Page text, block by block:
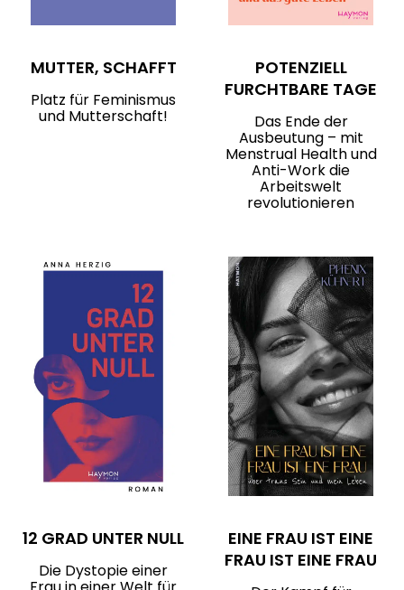
MUTTER, SCHAFFT
Platz für Feminismus
und Mutterschaft!
POTENZIELL
FURCHTBARE TAGE
Das Ende der
Ausbeutung – mit
Menstrual Health und
Anti-Work die
Arbeitswelt
revolutionieren
12 GRAD UNTER NULL
Die Dystopie einer
EINE FRAU IST EINE
FRAU IST EINE FRAU